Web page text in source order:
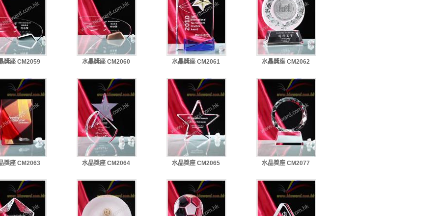
獎座 CM2059 水晶獎座 CM2060 水晶獎座 CM2061 水晶獎座 CM2062
獎座 CM2063 水晶獎座 CM2064 水晶獎座 CM2065 水晶獎座 CM2077